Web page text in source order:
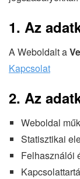
1. Az
A Weboldalt a
Kapcsolat
2. Az
Weboldal
Statisztikai
Felhasználói